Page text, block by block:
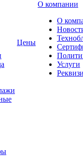
Цены
О компании
О
Услуги